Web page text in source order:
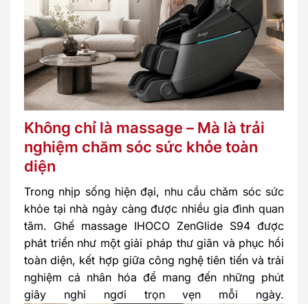
Không chỉ là massage – Mà là trải
nghiệm chăm sóc sức khỏe toàn
diện
Trong nhịp sống hiện đại, nhu cầu chăm sóc sức
khỏe tại nhà ngày càng được nhiều gia đình quan
tâm. Ghế massage IHOCO ZenGlide S94 được
phát triển như một giải pháp thư giãn và phục hồi
toàn diện, kết hợp giữa công nghệ tiên tiến và trải
nghiệm cá nhân hóa để mang đến những phút
giây nghỉ ngơi trọn vẹn mỗi ngày.